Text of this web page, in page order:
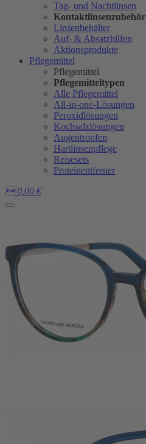
Tag- und Nachtlinsen
Kontaktlinsenzubehör
Linsenbehälter
Auf- & Absatzhilfen
Aktionsprodukte
Pflegemittel
Pflegemittel
Pflegemitteltypen
Alle Pflegemittel
All-in-one-Lösungen
Peroxidlösungen
Kochsalzlösungen
Augentropfen
Hartlinsenpflege
Reisesets
Proteinentferner
 0,00 €